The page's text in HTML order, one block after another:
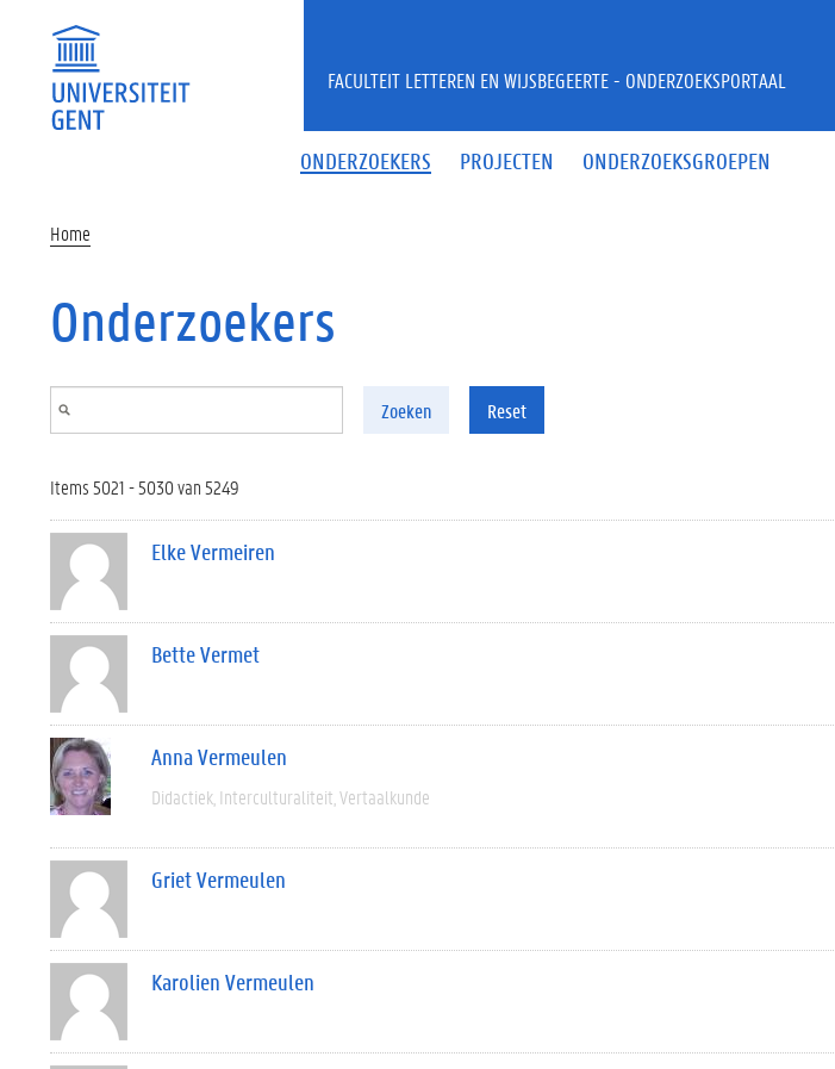
ONDERZOEKERS PROJECTEN ONDERZOEKSGROEPEN
FACULTEIT LETTEREN EN WIJSBEGEERTE - ONDERZOEKSPORTAAL
Home
Onderzoekers
Zoeken Reset
Items 5021 - 5030 van 5249
Elke Vermeiren
Bette Vermet
Anna Vermeulen
Didactiek Interculturaliteit Vertaalkunde
Griet Vermeulen
Karolien Vermeulen